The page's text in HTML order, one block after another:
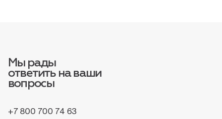
Мы рады
ответить на ваши
вопросы
+7 800 700 74 63